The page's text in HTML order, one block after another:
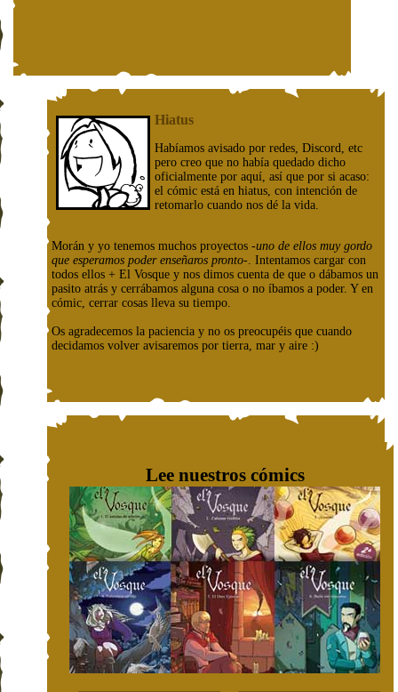
Hiatus
Habíamos avisado por redes, Discord, etc
pero creo que no había quedado dicho
oficialmente por aquí, así que por si acaso:
el cómic está en hiatus, con intención de
retomarlo cuando nos dé la vida.
Morán y yo tenemos muchos proyectos -uno de ellos muy gordo
que esperamos poder enseñaros pronto- . Intentamos cargar con
todos ellos + El Vosque y nos dimos cuenta de que o dábamos un
pasito atrás y cerrábamos alguna cosa o no íbamos a poder. Y en
cómic, cerrar cosas lleva su tiempo.
Os agradecemos la paciencia y no os preocupéis que cuando
decidamos volver avisaremos por tierra, mar y aire :)
Lee nuestros cómics